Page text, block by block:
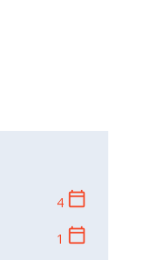
4 calendar_today
1 calendar_today